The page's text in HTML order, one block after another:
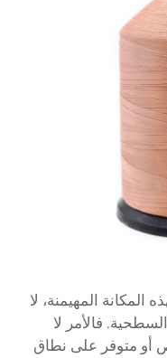
المهيمنة، لا
فالأمر لا
أو متوفر على نطاق